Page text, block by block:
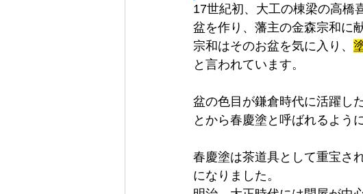
17世紀初、大工の棟梁の高橋
盆を作り、藩主の金森宗和に
宗和はそのお盆を気に入り、
と言われています。
盆の色目が鎌倉時代に活躍し
とから春慶塗と呼ばれるよう
春慶塗は茶道具として重宝さ
になりました。